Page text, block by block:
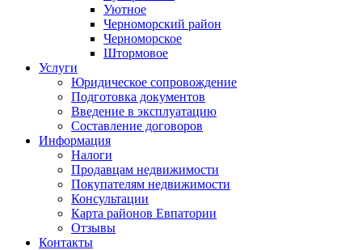
Уютное
Черноморский район
Черноморское
Штормовое
Услуги
Юридическое сопровождение
Подготовка документов
Введение в эксплуатацию
Составление договоров
Информация
Налоги
Продавцам недвижимости
Покупателям недвижимости
Консультации
Карта районов Евпатории
Отзывы
Контакты